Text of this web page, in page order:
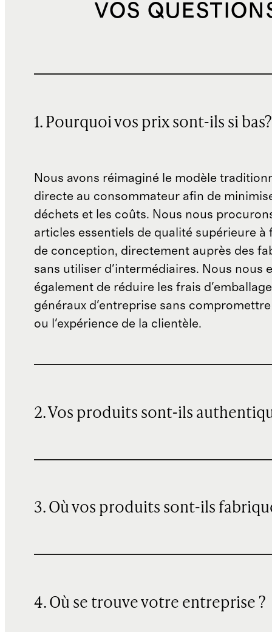
VOS
1. Pourquoi vos prix sont-ils si bas?
Nous avons réimaginé le modèle
directe au consommateur afin de
déchets et les coûts. Nous nous
articles essentiels de qualité supérieure à
de conception, directement auprès des
sans utiliser d'intermédiaires. Nous nous
également de réduire les frais
généraux d'entreprise sans
ou l'expérience de la clientèle.
2. Vos produits sont-ils
3. Où vos produits sont-ils
4. Où se trouve votre entreprise ?